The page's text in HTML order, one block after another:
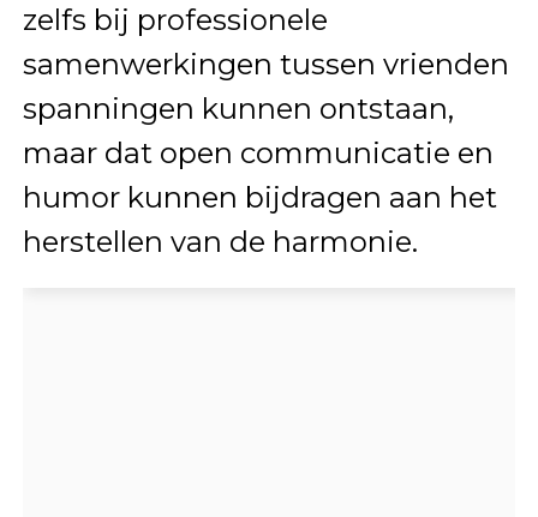
zelfs bij professionele
samenwerkingen tussen vrienden
spanningen kunnen ontstaan,
maar dat open communicatie en
humor kunnen bijdragen aan het
herstellen van de harmonie.